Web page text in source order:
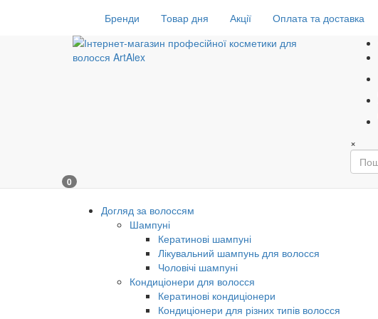
Бренди Товар дня Акції Оплата та доставка
×
0
Догляд за волоссям
Шампуні
Кератинові шампуні
Лікувальний шампунь для волосся
Чоловічі шампуні
Кондиціонери для волосся
Кератинові кондиціонери
Кондиціонери для різних типів волосся